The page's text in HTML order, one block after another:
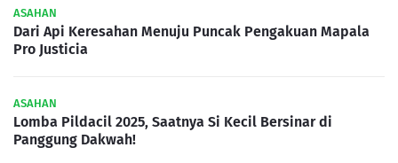
ASAHAN
Dari Api Keresahan Menuju Puncak Pengakuan Mapala
Pro Justicia
ASAHAN
Lomba Pildacil 2025, Saatnya Si Kecil Bersinar di
Panggung Dakwah!